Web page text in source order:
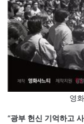
영
“광부 헌신 기억하고